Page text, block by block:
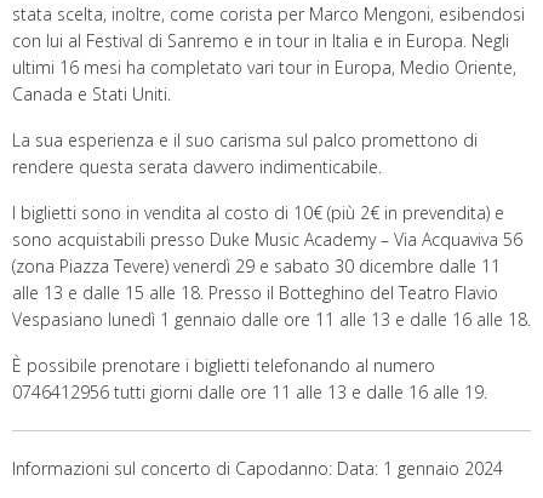
stata scelta, inoltre, come corista per Marco Mengoni, esibendosi
con lui al Festival di Sanremo e in tour in Italia e in Europa. Negli
ultimi 16 mesi ha completato vari tour in Europa, Medio Oriente,
Canada e Stati Uniti.
La sua esperienza e il suo carisma sul palco promettono di
rendere questa serata davvero indimenticabile.
I biglietti sono in vendita al costo di 10€ (più 2€ in prevendita) e
sono acquistabili presso Duke Music Academy – Via Acquaviva 56
(zona Piazza Tevere) venerdì 29 e sabato 30 dicembre dalle 11
alle 13 e dalle 15 alle 18. Presso il Botteghino del Teatro Flavio
Vespasiano lunedì 1 gennaio dalle ore 11 alle 13 e dalle 16 alle 18.
È possibile prenotare i biglietti telefonando al numero
0746412956 tutti giorni dalle ore 11 alle 13 e dalle 16 alle 19.
Informazioni sul concerto di Capodanno: Data: 1 gennaio 2024